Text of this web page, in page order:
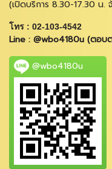
(เปิดบริการ 8.30-17.30 น.
โทร : 02-103-4542
Line : @wbo4180u (ตอ
@wbo4180u